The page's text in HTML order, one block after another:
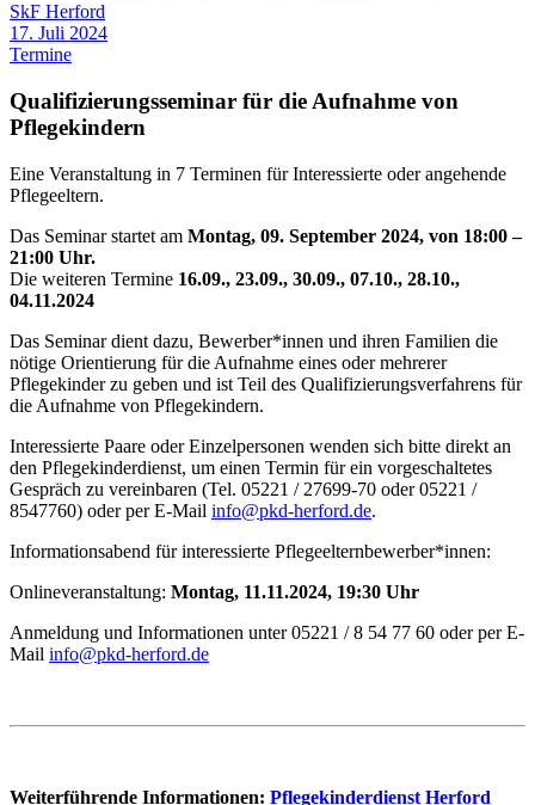
SkF Herford
17. Juli 2024
Termine
Qualifizierungsseminar für die Aufnahme von
Pflegekindern
Eine Veranstaltung in 7 Terminen für Interessierte oder angehende
Pflegeeltern.
Das Seminar startet am Montag, 09. September 2024, von 18:00 –
21:00 Uhr.
Die weiteren Termine 16.09., 23.09., 30.09., 07.10., 28.10.,
04.11.2024
Das Seminar dient dazu, Bewerber*innen und ihren Familien die
nötige Orientierung für die Aufnahme eines oder mehrerer
Pflegekinder zu geben und ist Teil des Qualifizierungsverfahrens für
die Aufnahme von Pflegekindern.
Interessierte Paare oder Einzelpersonen wenden sich bitte direkt an
den Pflegekinderdienst, um einen Termin für ein vorgeschaltetes
Gespräch zu vereinbaren (Tel. 05221 / 27699-70 oder 05221 /
8547760) oder per E-Mail info@pkd-herford.de.
Informationsabend für interessierte Pflegeelternbewerber*innen:
Onlineveranstaltung: Montag, 11.11.2024, 19:30 Uhr
Anmeldung und Informationen unter 05221 / 8 54 77 60 oder per E-
Mail info@pkd-herford.de
Weiterführende Informationen: Pflegekinderdienst Herford